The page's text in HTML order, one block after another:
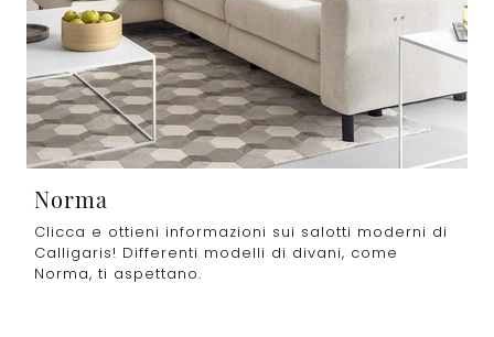
Norma
Clicca e ottieni informazioni sui salotti moderni di
Calligaris! Differenti modelli di divani, come
Norma, ti aspettano.